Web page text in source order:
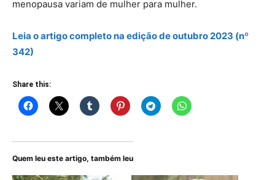
menopausa variam de mulher para mulher.
Leia o artigocompletona edição de outubro 2023 (nº
342)
Share this:
Quem leu este artigo, também leu